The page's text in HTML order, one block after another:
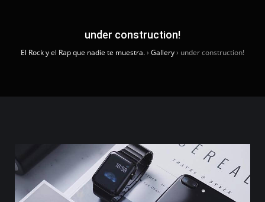
under construction!
El Rock y el Rap que nadie te muestra.› Gallery› under construction!